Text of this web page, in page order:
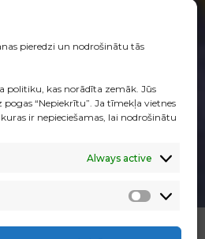
pieredzi un nodrošinātu tās
kas norādīta zemāk. Jūs
“Nepiekrītu”. Ja tīmekļa vietnes
ir nepieciešamas, lai nodrošinātu
Always active
TĀLĀK
▼